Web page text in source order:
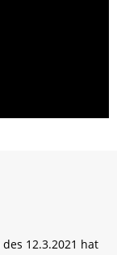
12.3.2021 hat